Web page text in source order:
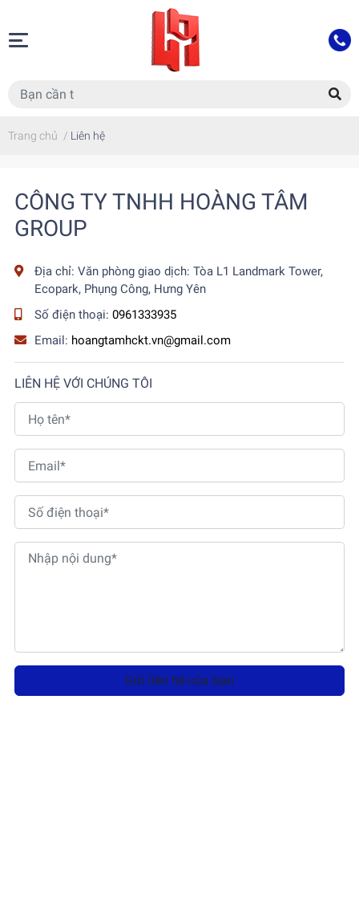
Trang chủ / Liên hệ
CÔNG TY TNHH HOÀNG TÂM
GROUP
Địa chỉ: Văn phòng giao dịch: Tòa L1 Landmark Tower,
Ecopark, Phụng Công, Hưng Yên
Số điện thoại: 0961333935
Email: hoangtamhckt.vn@gmail.com
LIÊN HỆ VỚI CHÚNG TÔI
Gửi liên hệ của bạn